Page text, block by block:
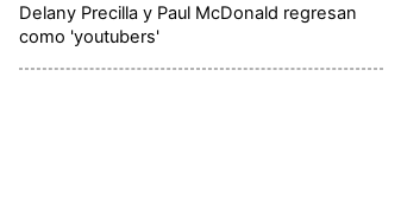
Delany Precilla y Paul McDonald regresan
como 'youtubers'